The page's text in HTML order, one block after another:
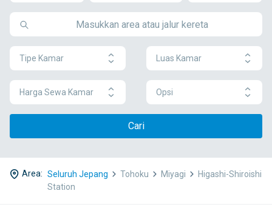
Tipe Kamar Luas Kamar
Harga Sewa Kamar Opsi
Cari
Area: Seluruh Jepang Tohoku Miyagi
Higashi-Shiroishi
Station